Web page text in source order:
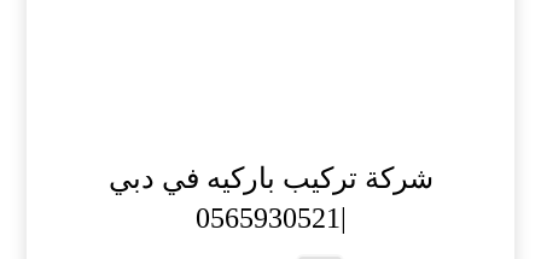
شركة تركيب باركيه في دبي